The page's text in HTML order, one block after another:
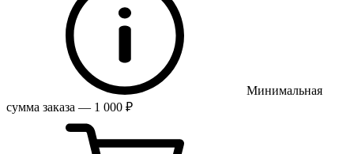
Минимальная
сумма заказа — 1 000 ₽